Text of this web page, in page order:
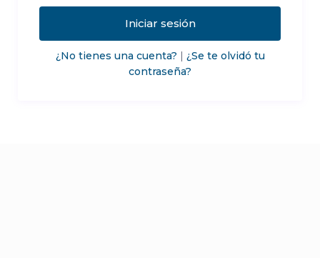
Iniciar sesión
¿No tienes una cuenta? | ¿Se te olvidó tu
contraseña?